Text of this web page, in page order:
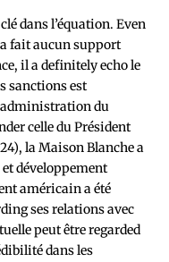
dans l’équation. Even
fait aucun support
il a definitely echo le
sanctions est
du
celle du Président
la Maison Blanche a
et développement
américain a été
ses relations avec
peut être regarded
dans les